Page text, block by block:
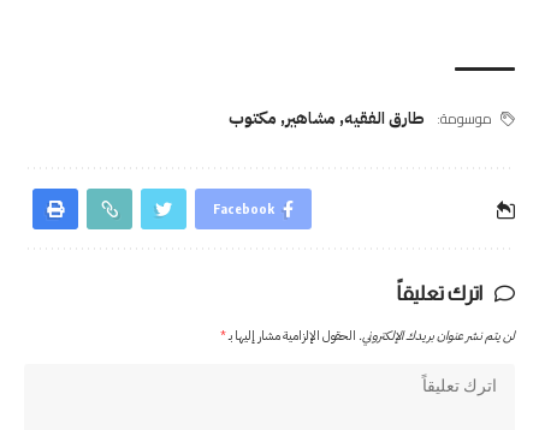
موسومة: طارق الفقيه, مشاهير, مكتوب
Facebook
اترك تعليقاً
لن يتم نشر عنوان بريدك الإلكتروني. الحقول الإلزامية مشار إليها بـ*